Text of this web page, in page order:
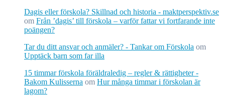
Dagis eller förskola? Skillnad och historia - maktperspektiv.se
om Från ’dagis’ till förskola – varför fattar vi fortfarande inte
poängen?
Tar du ditt ansvar och anmäler? - Tankar om Förskola om
Upptäck barn som far illa
15 timmar förskola föräldraledig – regler & rättigheter -
Bakom Kulisserna om Hur många timmar i förskolan är
lagom?